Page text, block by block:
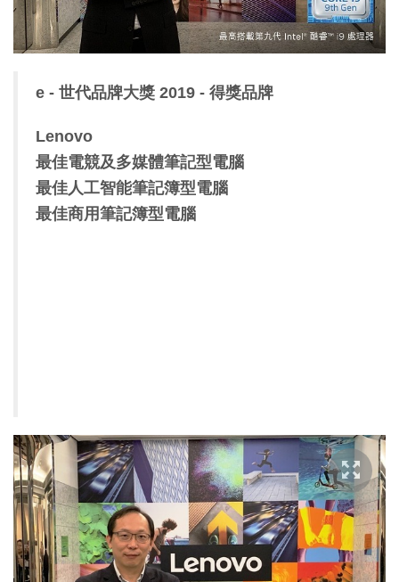
e - 世代品牌大獎 2019 - 得獎品牌
Lenovo
最佳電競及多媒體筆記型電腦
最佳人工智能筆記簿型電腦
最佳商用筆記簿型電腦